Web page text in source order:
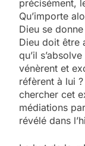
précisément,
Qu’importe
Dieu se
Dieu doit être
qu’il
vénèrent et
réfèrent à lui
chercher cet
médiations
révélé dans